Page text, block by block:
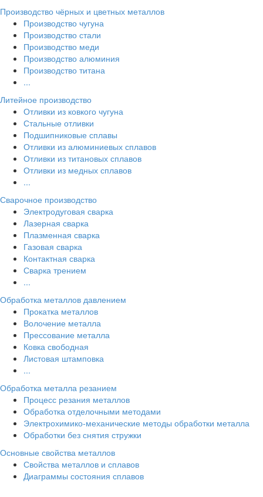
Производство чёрных и цветных металлов
Производство чугуна
Производство стали
Производство меди
Производство алюминия
Производство титана
...
Литейное производство
Отливки из ковкого чугуна
Стальные отливки
Подшипниковые сплавы
Отливки из алюминиевых сплавов
Отливки из титановых сплавов
Отливки из медных сплавов
...
Сварочное производство
Электродуговая сварка
Лазерная сварка
Плазменная сварка
Газовая сварка
Контактная сварка
Сварка трением
...
Обработка металлов давлением
Прокатка металлов
Волочение металла
Прессование металла
Ковка свободная
Листовая штамповка
...
Обработка металла резанием
Процесс резания металлов
Обработка отделочными методами
Электрохимико-механические методы обработки металла
Обработки без снятия стружки
Основные свойства металлов
Свойства металлов и сплавов
Диаграммы состояния сплавов